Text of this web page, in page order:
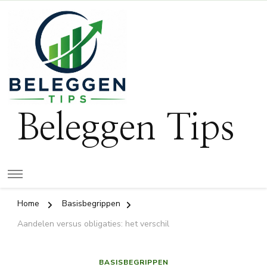
Beleggen Tips
Home
Basisbegrippen
Aandelen versus obligaties: het verschil
BASISBEGRIPPEN